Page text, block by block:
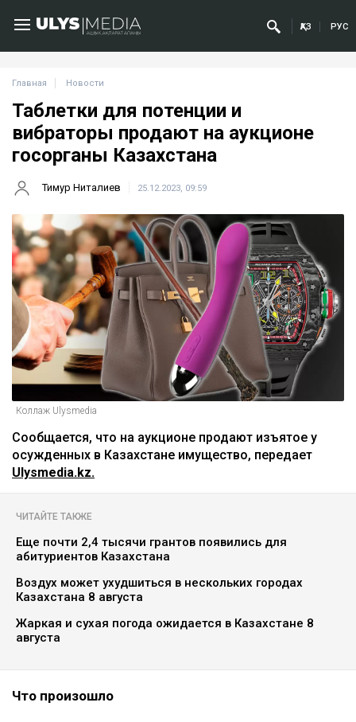
ҚАЗ РУС
Главная Новости
Таблетки для потенции и
вибраторы продают на аукционе
госорганы Казахстана
Тимур Ниталиев 25.12.2023, 09:59
Коллаж Ulysmedia
Сообщается, что на аукционе продают изъятое у
осужденных в Казахстане имущество, передает
Ulysmedia.kz.
ЧИТАЙТЕ ТАКЖЕ
Еще почти 2,4 тысячи грантов появились для
абитуриентов Казахстана
Воздух может ухудшиться в нескольких городах
Казахстана 8 августа
Жаркая и сухая погода ожидается в Казахстане 8
августа
Что произошло